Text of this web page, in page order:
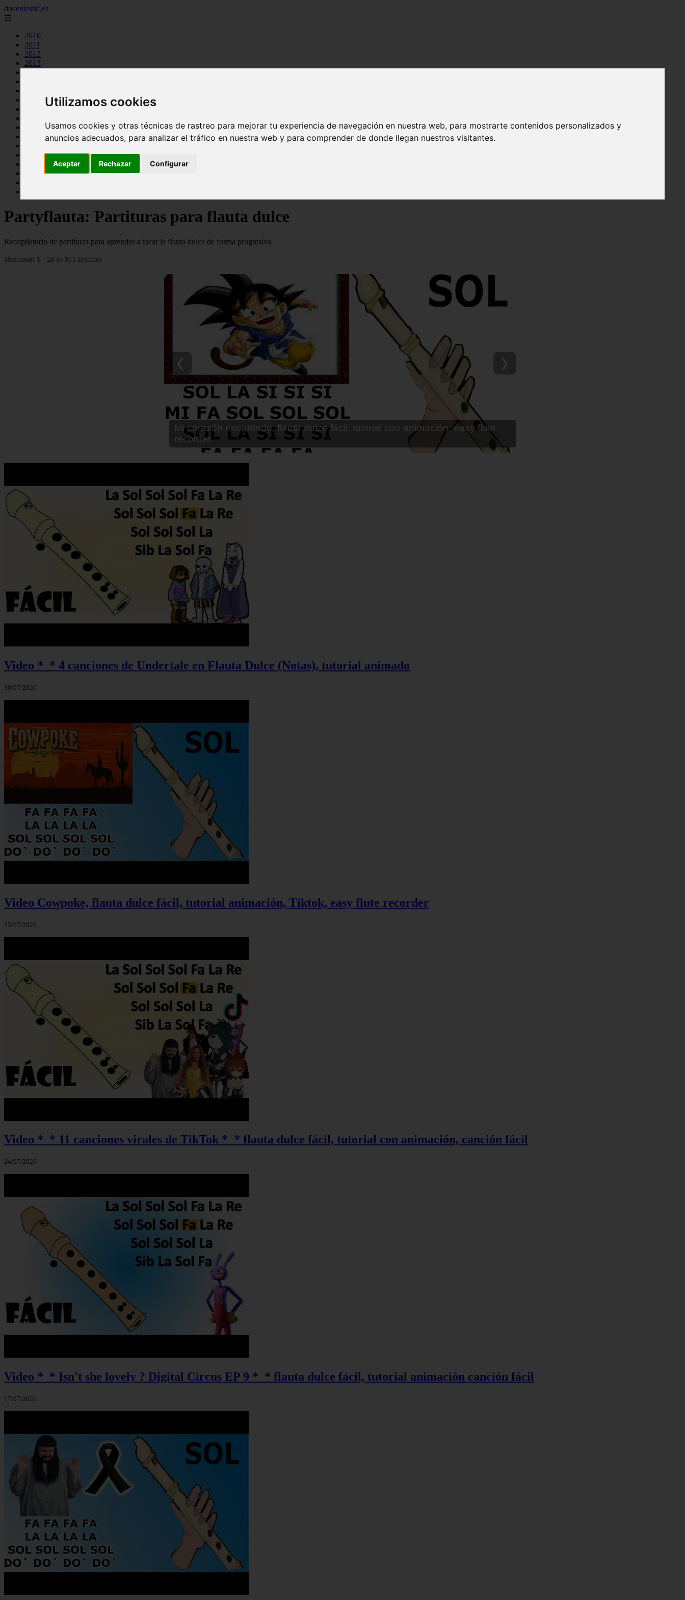
Utilizamos cookies
Usamos cookies y otras técnicas de rastreo para mejorar tu experiencia de navegación en nuestra web, para mostrarte contenidos personalizados y
anuncios adecuados, para analizar el tráfico en nuestra web y para comprender de donde llegan nuestros visitantes.
Aceptar Rechazar Configurar
docentestic.es
☰
2010
2011
2012
2013
cuidado y mantenimiento de la flauta
eventos y conciertos de flauta
interpretes destacados de flauta
noticias sobre flauta
partituras para flauta
recursos para aprender a tocar la flauta
Partyflauta: Partituras para flauta dulce
Recopilatorio de partituras para aprender a tocar la flauta dulce de forma progresiva
Mostrando 1 - 24 de 913 artículos
Notas para flauta (ES): Los caminos de la vida (Vicentico), notas para flauta
Video *_* 4 canciones de Undertale en Flauta Dulce (Notas), tutorial animado
30/07/2026
Video Cowpoke, flauta dulce fácil, tutorial animación, Tiktok, easy flute recorder
25/07/2026
Video *_* 11 canciones virales de TikTok *_* flauta dulce fácil, tutorial con animación, canción fácil
24/07/2026
Video *_* Isn't she lovely ? Digital Circus EP 9 *_* flauta dulce fácil, tutorial animación canción fácil
17/07/2026